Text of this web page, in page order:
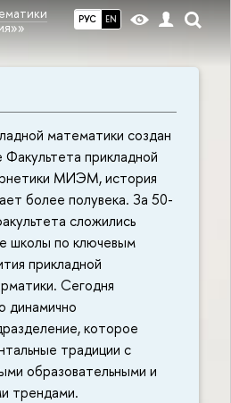
РУС EN
математики создан
Факультета прикладной
МИЭМ, история
более полувека. За 50-
сложились
школы по ключевым
прикладной
Сегодня
динамично
которое
традиции с
образовательными и
трендами.